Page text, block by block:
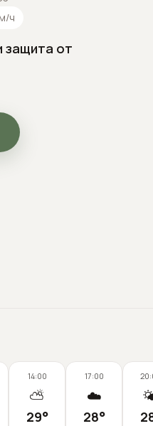
ч
защита от
14:00
⛅
29°
17:00
☁️
28°